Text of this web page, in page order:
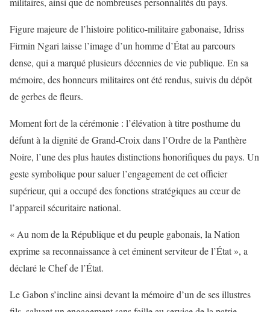
Figure majeure de l’histoire politico-militaire gabonaise, Idriss
Firmin Ngari laisse l’image d’un homme d’État au parcours
dense, qui a marqué plusieurs décennies de vie publique. En sa
mémoire, des honneurs militaires ont été rendus, suivis du dépôt
de gerbes de fleurs.
Moment fort de la cérémonie : l’élévation à titre posthume du
défunt à la dignité de Grand-Croix dans l’Ordre de la Panthère
Noire, l’une des plus hautes distinctions honorifiques du pays. Un
geste symbolique pour saluer l’engagement de cet officier
supérieur, qui a occupé des fonctions stratégiques au cœur de
l’appareil sécuritaire national.
« Au nom de la République et du peuple gabonais, la Nation
exprime sa reconnaissance à cet éminent serviteur de l’État », a
déclaré le Chef de l’État.
Le Gabon s’incline ainsi devant la mémoire d’un de ses illustres